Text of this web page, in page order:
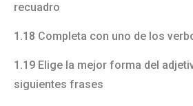
recuadro
1.18 Completa con uno de los
1.19 Elige la mejor forma del
siguientes frases